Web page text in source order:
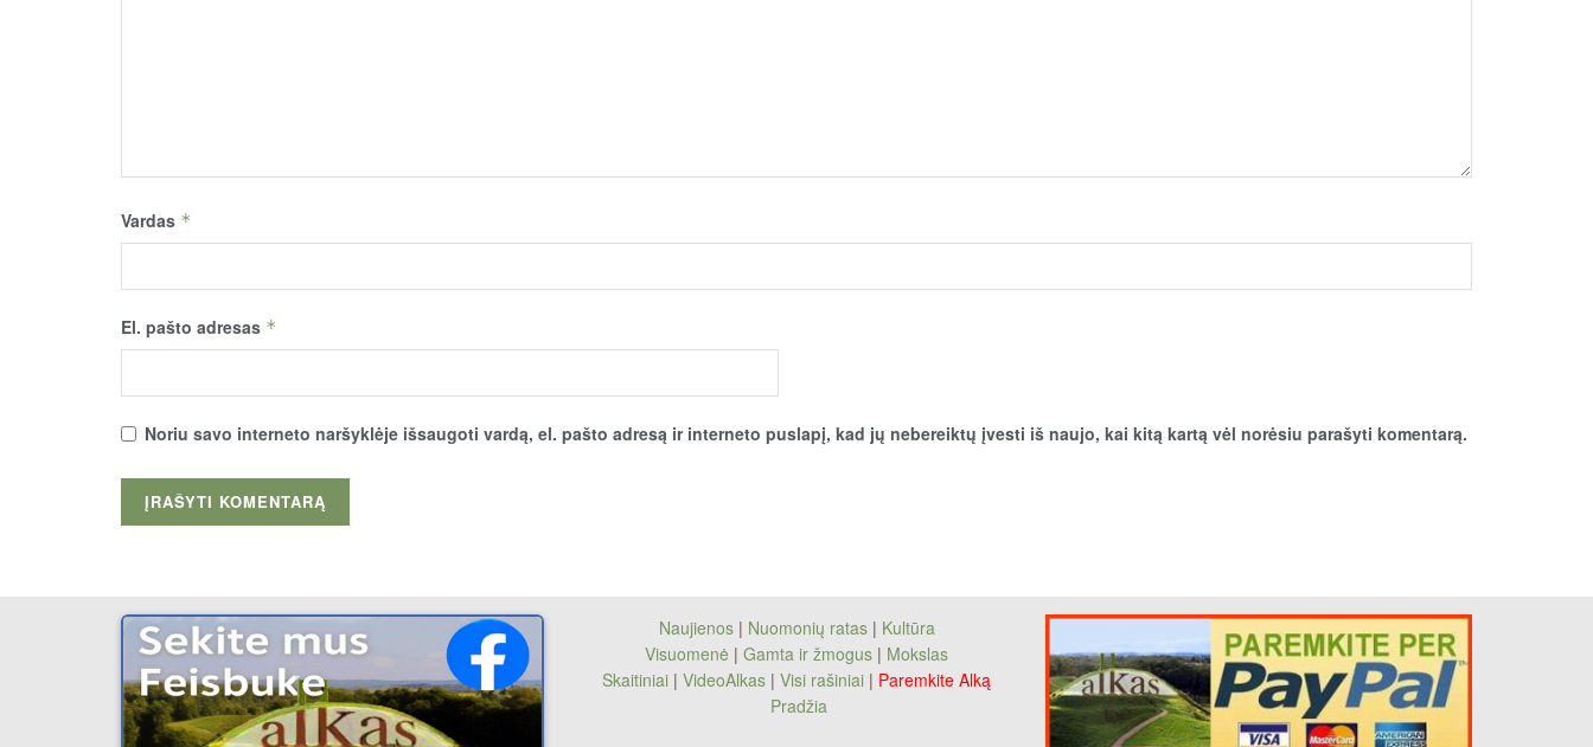
Vardas *
El. pašto adresas *
Noriu savo interneto naršyklėje išsaugoti vardą, el. pašto adresą ir interneto puslapį, kad jų nebereiktų įvesti iš naujo, kai kitą kartą vėl norėsiu parašyti komentarą.
Naujienos| Nuomonių ratas| Kultūra
Visuomenė | Gamta ir žmogus | Mokslas
Skaitiniai | VideoAlkas | Visi rašiniai | Paremkite Alką
Pradžia